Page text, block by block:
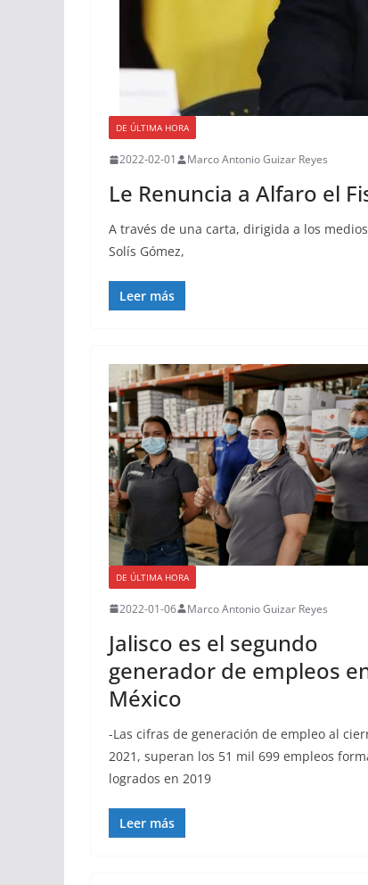
DE ÚLTIMA HORA
2022-02-01 Marco Antonio Guizar Reyes
Le Renuncia a Alfaro el
A través de una carta, dirigida a los
Solís Gómez,
Leer más
DE ÚLTIMA HORA
2022-01-06 Marco Antonio Guizar Reyes
Jalisco es el segundo
generador de empleos
México
-Las cifras de generación de empleo al
2021, superan los 51 mil 699 empleos
logrados en 2019
Leer más